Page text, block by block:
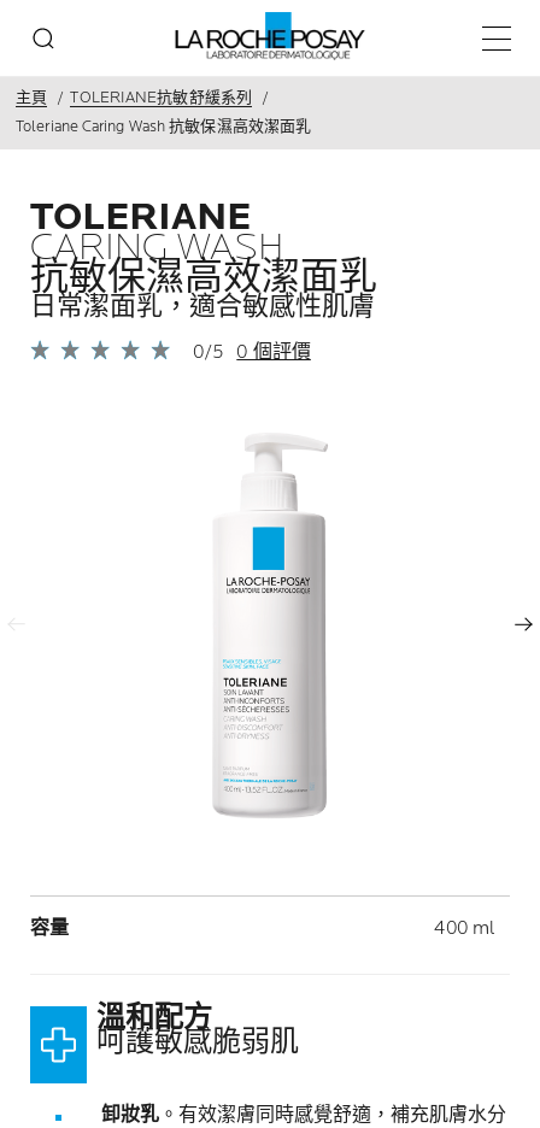
主目錄
主頁
TOLERIANE抗敏舒緩系列
Toleriane Caring Wash 抗敏保濕高效潔面乳
TOLERIANE
CARING WASH
抗敏保濕高效潔面乳
日常潔面乳，適合敏感性肌膚​
0/5 0 個評價
下一頁
容量 Volume
400 ml
溫和配方​
呵護敏感脆弱肌​
卸妝乳 。有效潔膚同時感覺舒適，補充肌膚水分​